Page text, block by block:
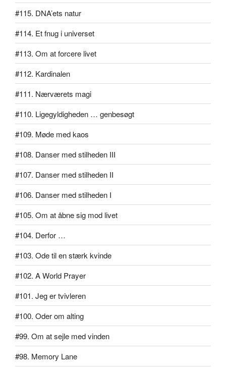
#115. DNA’ets natur
#114. Et fnug i universet
#113. Om at forcere livet
#112. Kardinalen
#111. Nærværets magi
#110. Ligegyldigheden … genbesøgt
#109. Møde med kaos
#108. Danser med stilheden III
#107. Danser med stilheden II
#106. Danser med stilheden I
#105. Om at åbne sig mod livet
#104. Derfor …
#103. Ode til en stærk kvinde
#102. A World Prayer
#101. Jeg er tvivleren
#100. Oder om alting
#99. Om at sejle med vinden
#98. Memory Lane